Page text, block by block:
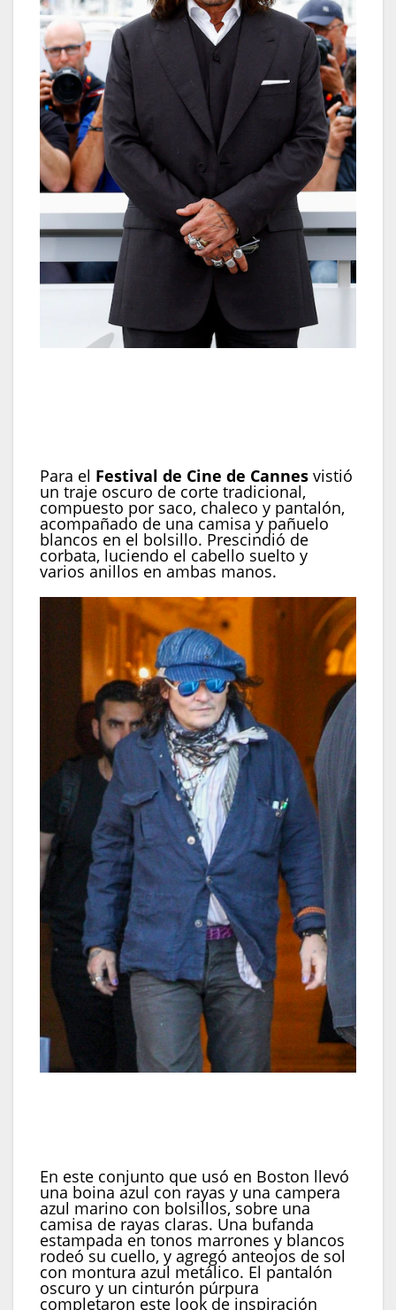
Para el Festival de Cine de Cannes vistió
un traje oscuro de corte tradicional,
compuesto por saco, chaleco y pantalón,
acompañado de una camisa y pañuelo
blancos en el bolsillo. Prescindió de
corbata, luciendo el cabello suelto y
varios anillos en ambas manos.
En este conjunto que usó en Boston llevó
una boina azul con rayas y una campera
azul marino con bolsillos, sobre una
camisa de rayas claras. Una bufanda
estampada en tonos marrones y blancos
rodeó su cuello, y agregó anteojos de sol
con montura azul metálico. El pantalón
oscuro y un cinturón púrpura
completaron este look de inspiración